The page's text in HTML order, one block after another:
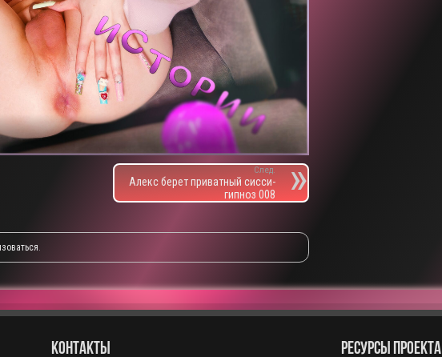
След.
Алекс берет приватный сисси-
гипноз 008
.
КОНТАКТЫ РЕСУРСЫ ПРОЕКТА